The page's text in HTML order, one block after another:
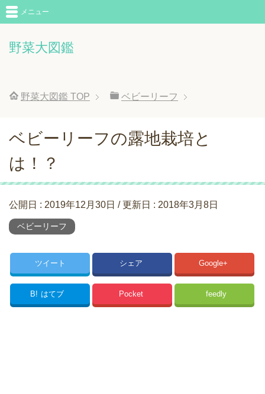
野菜大図鑑
メニュー
野菜大図鑑 TOP ベビーリーフ
ベビーリーフの露地栽培と
は！？
公開日 : 2019年12月30日 / 更新日 : 2018年3月8日
ベビーリーフ
ツイート シェア Google+
B! はてブ Pocket feedly